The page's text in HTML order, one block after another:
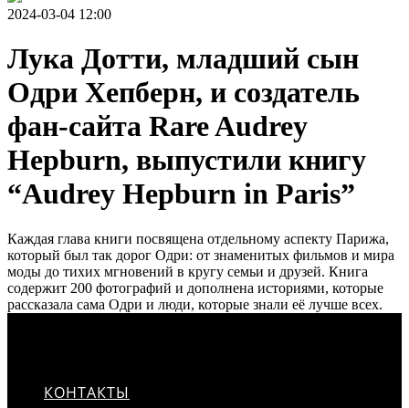
2024-03-04 12:00
Лука Дотти, младший сын
Одри Хепберн, и создатель
фан-сайта Rare Audrey
Hepburn, выпустили книгу
“Audrey Hepburn in Paris”
Каждая глава книги посвящена отдельному аспекту Парижа,
который был так дорог Одри: от знаменитых фильмов и мира
моды до тихих мгновений в кругу семьи и друзей. Книга
содержит 200 фотографий и дополнена историями, которые
рассказала сама Одри и люди, которые знали её лучше всех.
КОНТАКТЫ